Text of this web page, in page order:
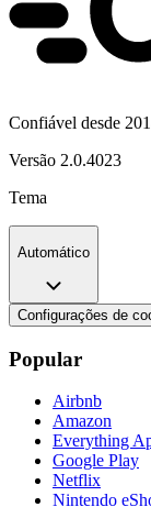
Confiável desde
Versão 2.0.4023
Tema
Automático
Configurações de
Popular
Airbnb
Amazon
Everything
Google Play
Netflix
Nintendo